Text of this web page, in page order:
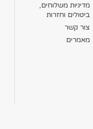
מדיניות משלוחים,
ביטולים וחזרות
צור קשר
מאמרים